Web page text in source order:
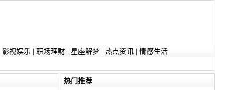
影视娱乐 职场理财| 星座解梦| 热点资讯| 情感生活
热门推荐